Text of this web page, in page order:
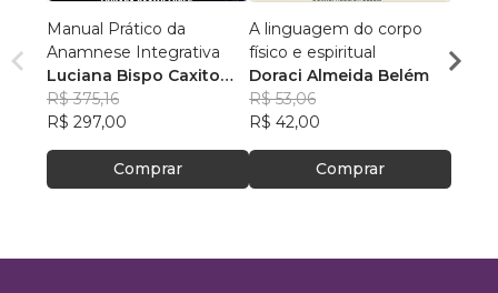
Manual Prático da
Anamnese Integrativa
Luciana Bispo Caxito
Lopes Cançado
R$ 375,16
R$ 297,00
Comprar
A linguagem do corpo
físico e espiritual
Doraci Almeida Belém
R$ 53,06
R$ 42,00
Comprar